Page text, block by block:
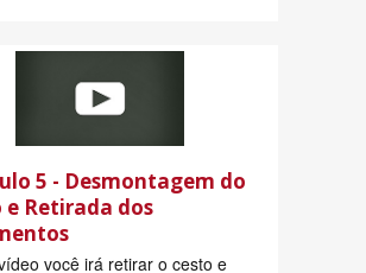
5 - Desmontagem do
e Retirada dos
você irá retirar o cesto e